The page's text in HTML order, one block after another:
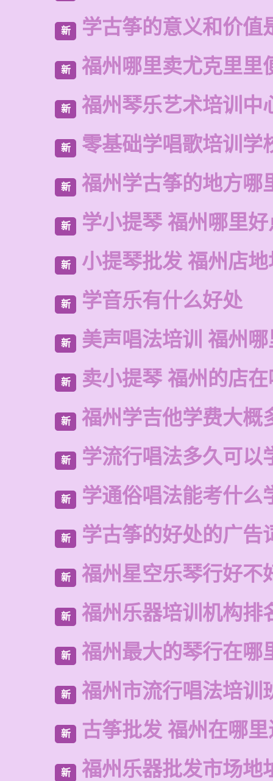
新 学古筝的意义和价值
新 福州哪里卖尤克里里
新 福州琴乐艺术培训中
新 零基础学唱歌培训学
新 福州学古筝的地方哪
新 学小提琴 福州哪里好
新 小提琴批发 福州店
新 学音乐有什么好处
新 美声唱法培训 福州
新 卖小提琴 福州的店
新 福州学吉他学费大概
新 学流行唱法多久可以
新 学通俗唱法能考什么
新 学古筝的好处的广告
新 福州星空乐琴行好不
新 福州乐器培训机构排
新 福州最大的琴行在哪
新 福州市流行唱法培训
新 古筝批发 福州在哪
新 福州乐器批发市场地